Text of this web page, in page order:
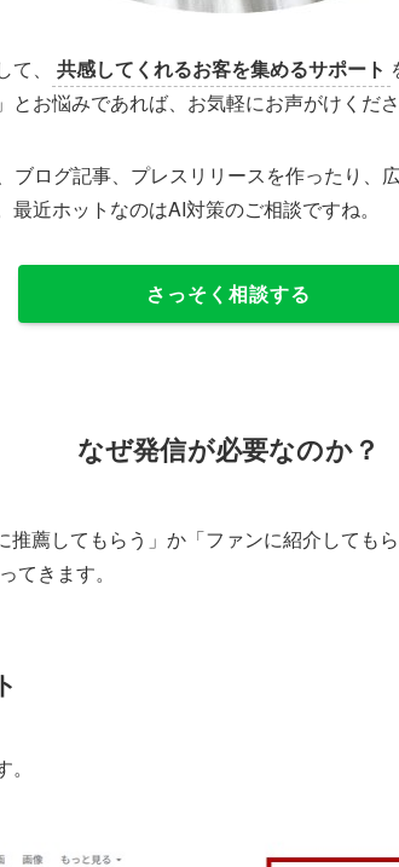
、 共感してくれるお客を集めるサポート
お悩みであれば、お気軽にお声がけくださ
ブログ記事、プレスリリースを作ったり、
近ホットなのはAI対策のご相談ですね。
さっそく相談する
なぜ発信が必要なのか？
薦してもらう」か「ファンに紹介しても
てきます。